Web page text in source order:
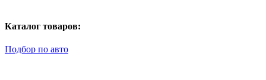
Каталог товаров:
Подбор по авто